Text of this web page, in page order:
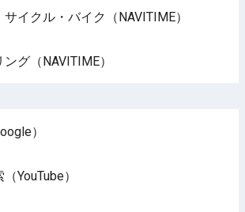
イクル・バイク（NAVITIME）
グ（NAVITIME）
）
YouTube）